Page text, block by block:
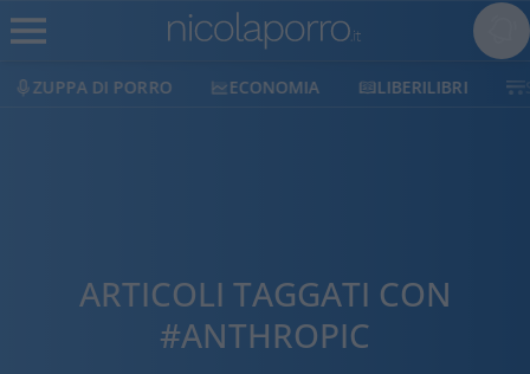
ZUPPA DI PORRO ECONOMIA LIBERILIBRI
ARTICOLI TAGGATI CON
#ANTHROPIC